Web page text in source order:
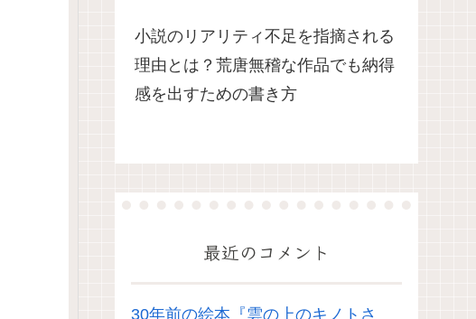
小説のリアリティ不足を指摘される
理由とは？荒唐無稽な作品でも納得
感を出すための書き方
最近のコメント
30年前の絵本『雲の上のキノトさ